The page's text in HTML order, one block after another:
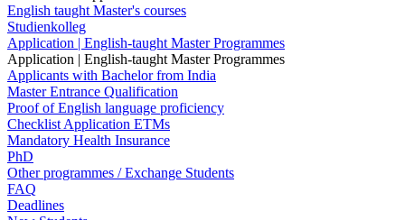
English taught Master's courses
Studienkolleg
Application | English-taught Master Programmes
Application | English-taught Master Programmes
Applicants with Bachelor from India
Master Entrance Qualification
Proof of English language proficiency
Checklist Application ETMs
Mandatory Health Insurance
PhD
Other programmes / Exchange Students
FAQ
Deadlines